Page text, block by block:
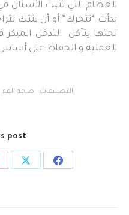
العظام التي تثبت الأسنان
بدأت “تتحرك” أو أن لثتك
تحتها يتآكل. التدخل
العملية و الحفاظ على
التصنيفات: صحة الفم
post
Share
Share